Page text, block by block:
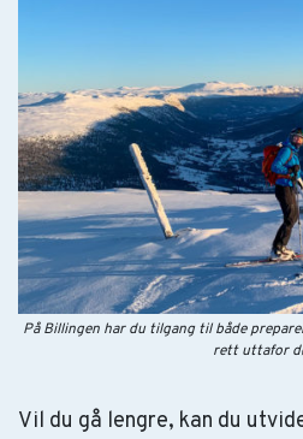
På Billingen har du tilgang til både
rett uttafor
Vil du gå lengre, kan du